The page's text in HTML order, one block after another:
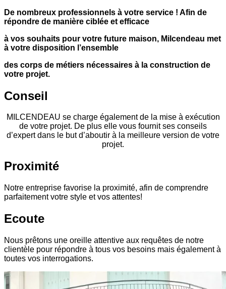
De nombreux professionnels à votre service ! Afin de
répondre de manière ciblée et efficace
à vos souhaits pour votre future maison, Milcendeau met
à votre disposition l’ensemble
des corps de métiers nécessaires à la construction de
votre projet.
Conseil
MILCENDEAU se charge également de la mise à exécution
de votre projet. De plus elle vous fournit ses conseils
d’expert dans le but d’aboutir à la meilleure version de votre
projet.
Proximité
Notre entreprise favorise la proximité, afin de comprendre
parfaitement votre style et vos attentes!
Ecoute
Nous prêtons une oreille attentive aux requêtes de notre
clientèle pour répondre à tous vos besoins mais également à
toutes vos interrogations.